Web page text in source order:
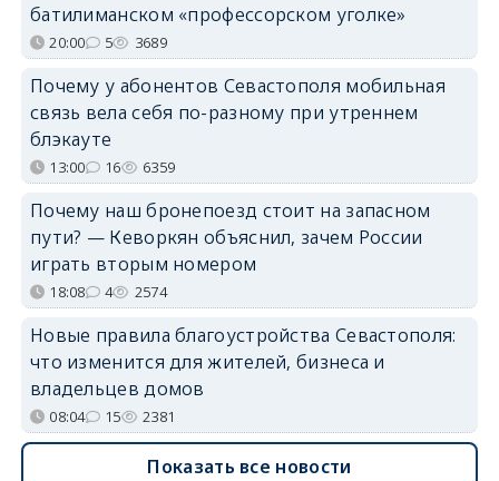
батилиманском «профессорском уголке»
20:00 5 3689
Почему у абонентов Севастополя мобильная
связь вела себя по-разному при утреннем
блэкауте
13:00 16 6359
Почему наш бронепоезд стоит на запасном
пути? — Кеворкян объяснил, зачем России
играть вторым номером
18:08 4 2574
Новые правила благоустройства Севастополя:
что изменится для жителей, бизнеса и
владельцев домов
08:04 15 2381
Показать все новости